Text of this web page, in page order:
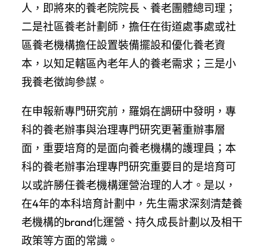
人，即將來的養老院院長、養老團體總司理；
二是社區養老計劃師，擔任在街道處事處或社
區養老機構擔任設置裝備擺設和優化養老資
本，以知足轄區內老年人的養老需求；三是小
我養老徵詢參謀。
在申報新專門研究前，羅娟在調研中發明，專
科的養老辦事與治理專門研究更著重辦事層
面，重要培育的是面向養老機構的護理員；本
科的養老辦事治理專門研究重要目的是培育可
以或許勝任養老機構運營治理的人才。是以，
在4年的本科培育計劃中，先生需求深刻清楚養
老機構的brand化運營、持久成長計劃以及相干
政策等方面的常識。